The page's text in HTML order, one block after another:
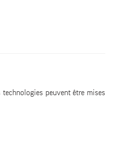
peuvent être mises